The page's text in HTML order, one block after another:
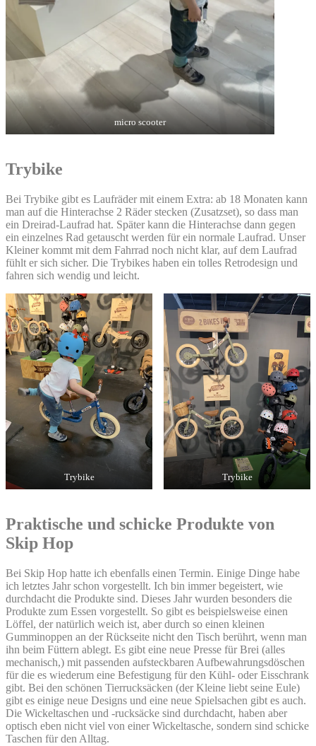
micro scooter
Trybike
Bei Trybike gibt es Laufräder mit einem Extra: ab 18 Monaten kann
man auf die Hinterachse 2 Räder stecken (Zusatzset), so dass man
ein Dreirad-Laufrad hat. Später kann die Hinterachse dann gegen
ein einzelnes Rad getauscht werden für ein normale Laufrad. Unser
Kleiner kommt mit dem Fahrrad noch nicht klar, auf dem Laufrad
fühlt er sich sicher. Die Trybikes haben ein tolles Retrodesign und
fahren sich wendig und leicht.
Trybike Trybike
Praktische und schicke Produkte von
Skip Hop
Bei Skip Hop hatte ich ebenfalls einen Termin. Einige Dinge habe
ich letztes Jahr schon vorgestellt. Ich bin immer begeistert, wie
durchdacht die Produkte sind. Dieses Jahr wurden besonders die
Produkte zum Essen vorgestellt. So gibt es beispielsweise einen
Löffel, der natürlich weich ist, aber durch so einen kleinen
Gumminoppen an der Rückseite nicht den Tisch berührt, wenn man
ihn beim Füttern ablegt. Es gibt eine neue Presse für Brei (alles
mechanisch,) mit passenden aufsteckbaren Aufbewahrungsdöschen
für die es wiederum eine Befestigung für den Kühl- oder Eisschrank
gibt. Bei den schönen Tierrucksäcken (der Kleine liebt seine Eule)
gibt es einige neue Designs und eine neue Spielsachen gibt es auch.
Die Wickeltaschen und -rucksäcke sind durchdacht, haben aber
optisch eben nicht viel von einer Wickeltasche, sondern sind schicke
Taschen für den Alltag.